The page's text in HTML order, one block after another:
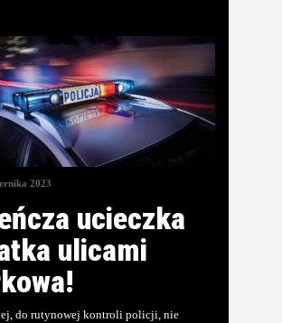
2023
ucieczka
ulicami
do rutynowej kontroli policji, nie